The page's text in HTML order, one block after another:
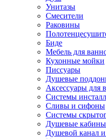
Унитазы
Смесители
Раковины
Биде
Мебель для
Кухонные мойки
Писсуары
Душевые
Аксессуары для
Системы
Сливы и сифоны
Системы
Душевые
Душевой канал